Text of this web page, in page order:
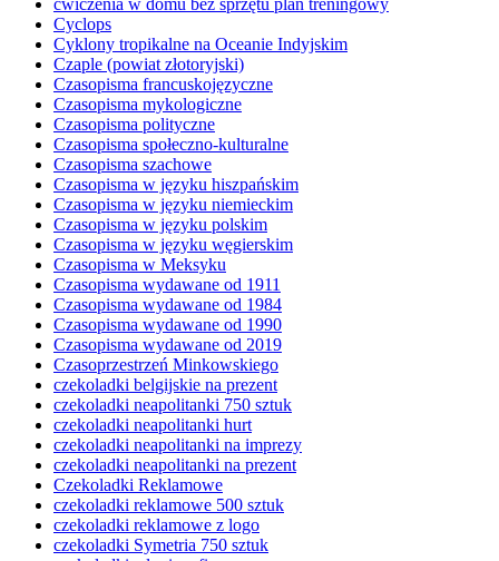
ćwiczenia w domu bez sprzętu plan treningowy
Cyclops
Cyklony tropikalne na Oceanie Indyjskim
Czaple (powiat złotoryjski)
Czasopisma francuskojęzyczne
Czasopisma mykologiczne
Czasopisma polityczne
Czasopisma społeczno-kulturalne
Czasopisma szachowe
Czasopisma w języku hiszpańskim
Czasopisma w języku niemieckim
Czasopisma w języku polskim
Czasopisma w języku węgierskim
Czasopisma w Meksyku
Czasopisma wydawane od 1911
Czasopisma wydawane od 1984
Czasopisma wydawane od 1990
Czasopisma wydawane od 2019
Czasoprzestrzeń Minkowskiego
czekoladki belgijskie na prezent
czekoladki neapolitanki 750 sztuk
czekoladki neapolitanki hurt
czekoladki neapolitanki na imprezy
czekoladki neapolitanki na prezent
Czekoladki Reklamowe
czekoladki reklamowe 500 sztuk
czekoladki reklamowe z logo
czekoladki Symetria 750 sztuk